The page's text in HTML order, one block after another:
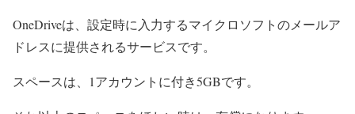
OneDriveは、設定時に入力するマイクロソフトのメールア
ドレスに提供されるサービスです。
スペースは、1アカウントに付き5GBです。